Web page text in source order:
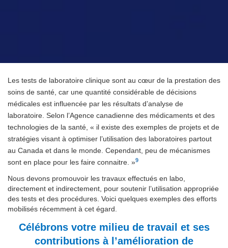
Les tests de laboratoire clinique sont au cœur de la prestation des
soins de santé, car une quantité considérable de décisions
médicales est influencée par les résultats d’analyse de
laboratoire. Selon l’Agence canadienne des médicaments et des
technologies de la santé, « il existe des exemples de projets et de
stratégies visant à optimiser l’utilisation des laboratoires partout
au Canada et dans le monde. Cependant, peu de mécanismes
sont en place pour les faire connaitre. »9
Nous devons promouvoir les travaux effectués en labo,
directement et indirectement, pour soutenir l’utilisation appropriée
des tests et des procédures. Voici quelques exemples des efforts
mobilisés récemment à cet égard.
Célébrons votre milieu de travail et ses
contributions à l’amélioration de